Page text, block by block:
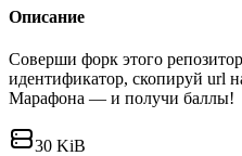
Описание
Соверши форк этого
идентификатор, скопируй url
Марафона — и получи баллы!
30 KiB